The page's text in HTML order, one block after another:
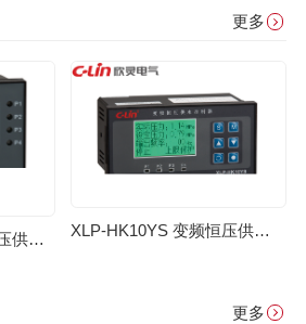
更多
XLP-HK10YSF变频恒压供水控制器 XLP-HK10YS 变频恒压供水控制器
更多